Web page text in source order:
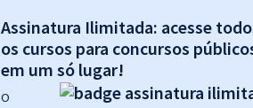
Assinatura Ilimitada: acesse
os cursos para concursos
em um só lugar!
O